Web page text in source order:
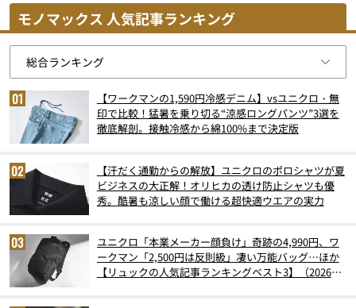
モノマックス 人気記事ランキング
【ワークマンの1,590円冷感デニム】vsユニクロ・無
印で比較！猛暑を乗り切る“涼感ロングパンツ”3選を
徹底解剖。接触冷感から綿100%まで決定版
【汗だく通勤からの解放】ユニクロのポロシャツが夏
ビジネスの大正解！オリヒカの透け防止シャツも優
秀。酷暑も涼しい顔で働ける超快適ウエアの実力
ユニクロ「本業メーカー顔負け」奇跡の4,990円、ワ
ークマン「2,500円は反則級」凄い万能バッグ…ほか
【リュックの人気記事ランキングベスト3】（2026年